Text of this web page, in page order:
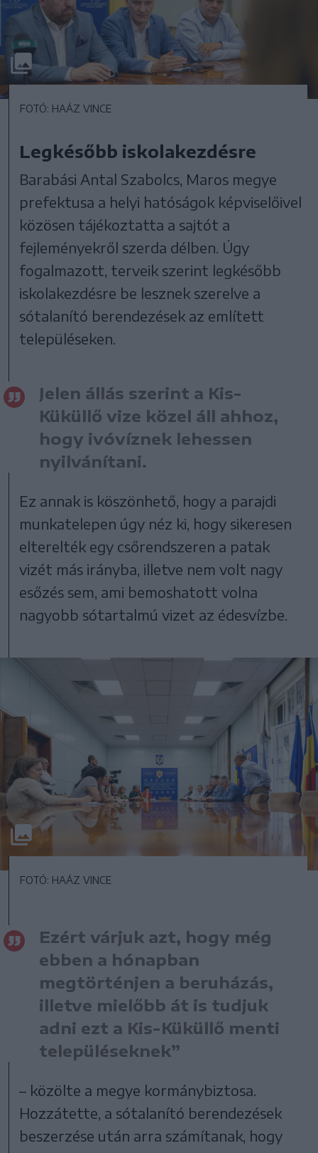
FOTÓ: HAÁZ VINCE
Legkésőbb iskolakezdésre
Barabási Antal Szabolcs, Maros megye
prefektusa a helyi hatóságok képviselőivel
közösen tájékoztatta a sajtót a
fejleményekről szerda délben. Úgy
fogalmazott, terveik szerint legkésőbb
iskolakezdésre be lesznek szerelve a
sótalanító berendezések az említett
településeken.
Jelen állás szerint a Kis-
Küküllő vize közel áll ahhoz,
hogy ivóvíznek lehessen
nyilvánítani.
Ez annak is köszönhető, hogy a parajdi
munkatelepen úgy néz ki, hogy sikeresen
elterelték egy csőrendszeren a patak
vizét más irányba, illetve nem volt nagy
esőzés sem, ami bemoshatott volna
nagyobb sótartalmú vizet az édesvízbe.
FOTÓ: HAÁZ VINCE
Ezért várjuk azt, hogy még
ebben a hónapban
megtörténjen a beruházás,
illetve mielőbb át is tudjuk
adni ezt a Kis-Küküllő menti
településeknek”
– közölte a megye kormánybiztosa.
Hozzátette, a sótalanító berendezések
beszerzése után arra számítanak, hogy